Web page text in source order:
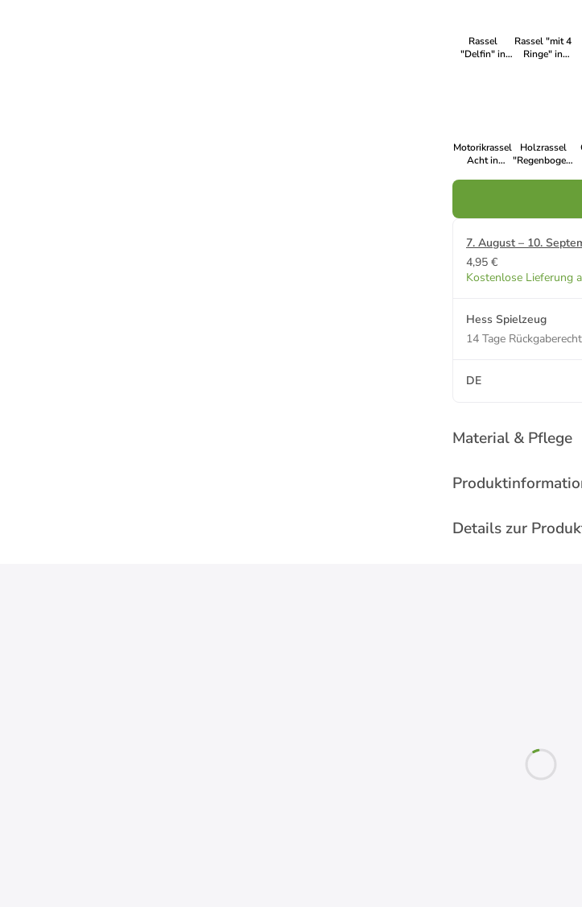
Rassel
"Delfin" in
Rassel "mit 4
Ringe" in
Motorikrassel
Acht in
Holzrassel
"Regenbogen"
7. August – 10.
4,95 €
Kostenlose Lieferung
Hess Spielzeug
14 Tage Rückgaberecht
DE
Material & Pflege
Details zur